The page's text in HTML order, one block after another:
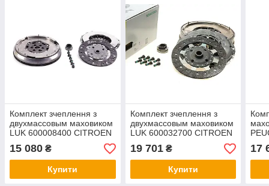
Комплект зчеплення з
двухмассовым маховиком
LUK 600008400 CITROEN
C3/C4/PEUGEOT 207 1,6
HDI 04-
15 080 ₴
Купити
Комплект зчеплення з
двухмассовым маховиком
LUK 600032700 CITROEN
C4/C5/ PEUGEOT
308/5008 2,0 HDI 09-
19 701₴
Купити
C5/
17